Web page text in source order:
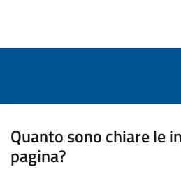
Quanto sono chiare le
pagina?